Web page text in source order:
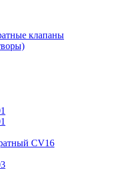
клапаны
CV16